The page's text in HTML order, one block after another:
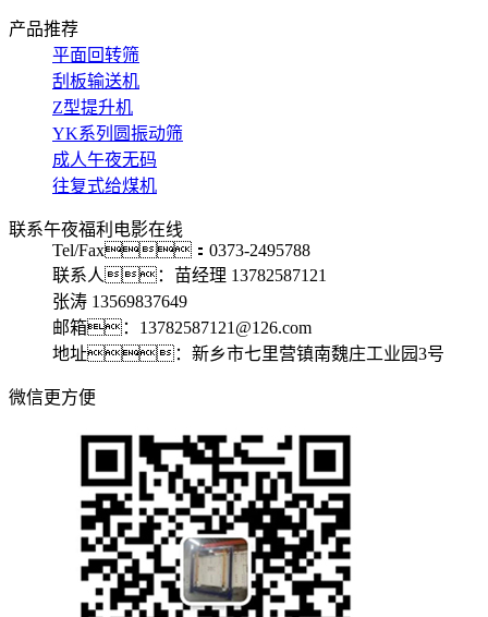
产品推荐
平面回转筛
刮板输送机
Z型提升机
YK系列圆振动筛
成人午夜无码
往复式给煤机
联系午夜福利电影在线
Tel/Fax：0373-2495788
联系人：苗经理 13782587121
张涛 13569837649
邮箱：13782587121@126.com
地址：新乡市七里营镇南魏庄工业园3号
微信更方便